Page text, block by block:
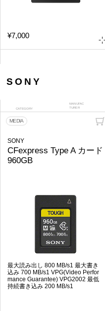
¥7,000
SONY
CATEGORY
MANUFAC
TURER
MEDIA
SONY
CFexpress Type A カード
960GB
最大読み出し 800 MB/s1 最大書き
込み 700 MB/s1 VPG(Video Perfor
mance Guarantee) VPG2002 最低
持続書き込み 200 MB/s1